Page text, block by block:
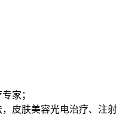
家；
皮肤美容光电治疗、注射